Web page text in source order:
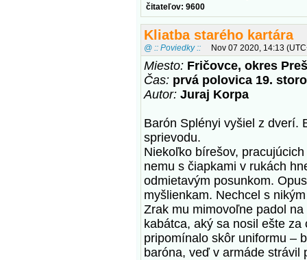
čitateľov: 9600
Kliatba starého kartára
@ :: Poviedky :: Nov 07 2020, 14:13
Miesto: Fričovce, okres
Čas: prvá polovica 19.
Autor: Juraj Korpa
Barón Splényi vyšiel z dverí.
sprievodu.
Niekoľko bírešov,
nemu s čiapkami v rukách
odmietavým posunkom.
myšlienkam. Nechcel s
Zrak mu mimovoľne padol
kabátca, aký sa nosil ešte
pripomínalo skôr uniformu –
baróna, veď v armáde